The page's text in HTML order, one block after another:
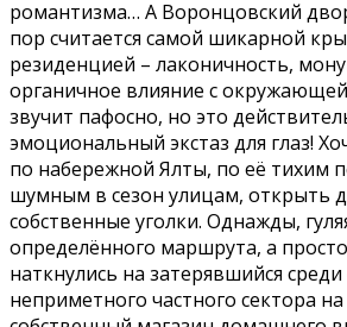
романтизма… А Воронцовский
пор считается самой шикарной
резиденцией – лаконичность,
органичное влияние с
звучит пафосно, но это
эмоциональный экстаз для глаз!
по набережной Ялты, по её тихим
шумным в сезон улицам, открыть
собственные уголки. Однажды,
определённого маршрута, а
наткнулись на затерявшийся
неприметного частного сектора